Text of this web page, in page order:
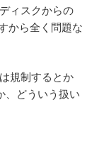
ィスクからの
から全く問題な
規制するとか
、どういう扱い